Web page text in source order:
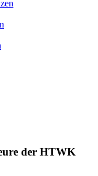
der HTWK